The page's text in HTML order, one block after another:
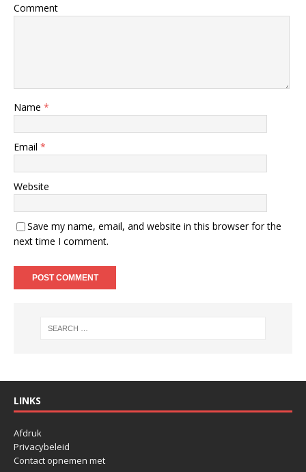
Comment
Name *
Email *
Website
Save my name, email, and website in this browser for the
next time I comment.
LINKS
Afdruk
Privacybeleid
Contact opnemen met